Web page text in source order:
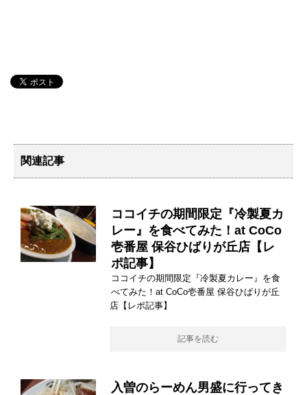
関連記事
ココイチの期間限定『冷製夏カ
レー』を食べてみた！at CoCo
壱番屋 保谷ひばりが丘店【レ
ポ記事】
ココイチの期間限定『冷製夏カレー』を食
べてみた！at CoCo壱番屋 保谷ひばりが丘
店【レポ記事】
記事を読む
入曽のらーめん男盛に行ってき